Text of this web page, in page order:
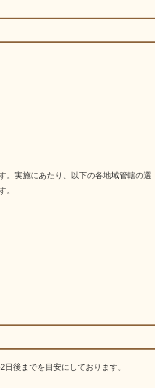
。実施にあたり、以下の各地域管轄の選
。
後までを目安にしております。